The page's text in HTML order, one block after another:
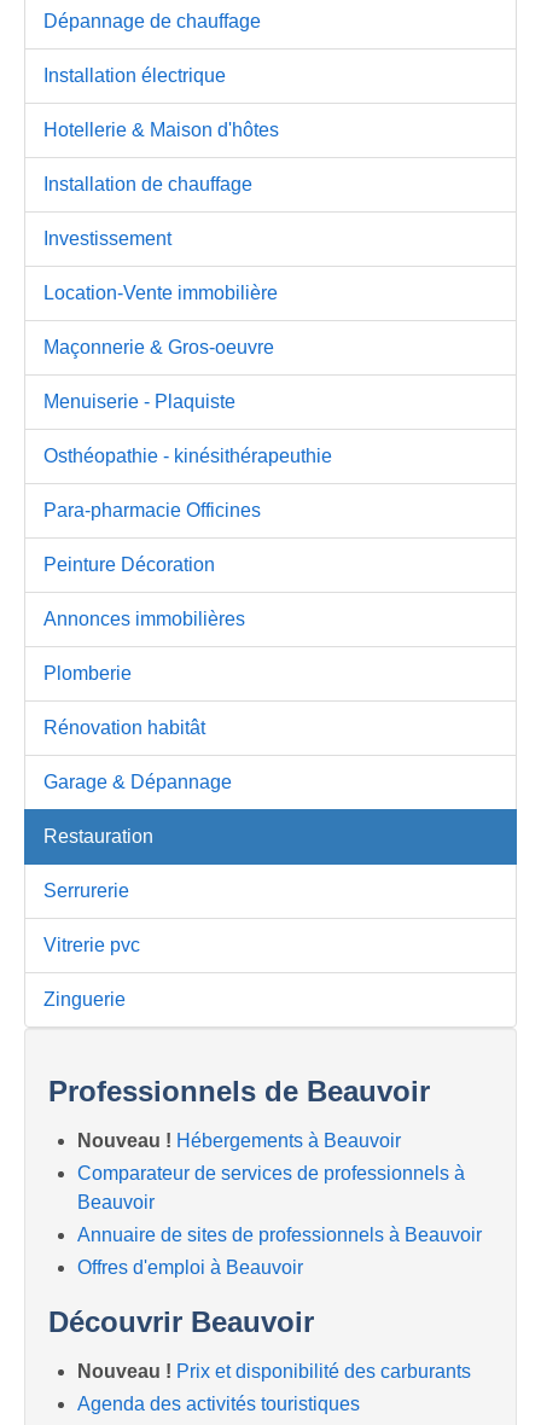
Dépannage de chauffage
Installation électrique
Hotellerie & Maison d'hôtes
Installation de chauffage
Investissement
Location-Vente immobilière
Maçonnerie & Gros-oeuvre
Menuiserie - Plaquiste
Osthéopathie - kinésithérapeuthie
Para-pharmacie Officines
Peinture Décoration
Annonces immobilières
Plomberie
Rénovation habitât
Garage & Dépannage
Restauration
Serrurerie
Vitrerie pvc
Zinguerie
Professionnels de Beauvoir
Nouveau ! Hébergements à Beauvoir
Comparateur de services de professionnels à
Beauvoir
Annuaire de sites de professionnels à Beauvoir
Offres d'emploi à Beauvoir
Découvrir Beauvoir
Nouveau ! Prix et disponibilité des carburants
Agenda des activités touristiques